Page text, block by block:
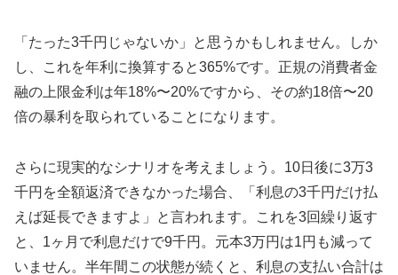
「たった3千円じゃないか」と思うかもしれません。しか
し、これを年利に換算すると365%です。正規の消費者金
融の上限金利は年18%〜20%ですから、その約18倍〜20
倍の暴利を取られていることになります。
さらに現実的なシナリオを考えましょう。10日後に3万3
千円を全額返済できなかった場合、「利息の3千円だけ払
えば延長できますよ」と言われます。これを3回繰り返す
と、1ヶ月で利息だけで9千円。元本3万円は1円も減って
いません。半年間この状態が続くと、利息の支払い合計は